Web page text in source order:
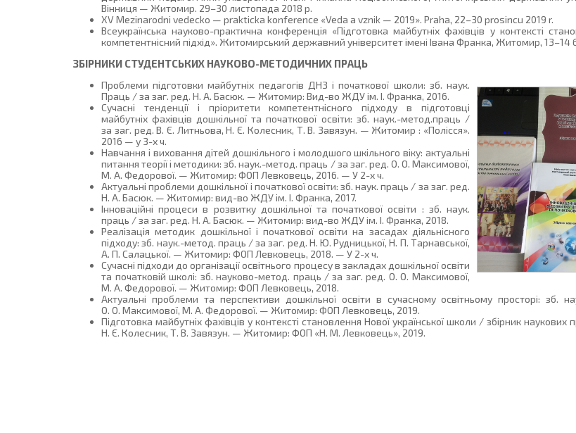
Вінниця — Житомир. 29–30 листопада 2018 р.
XV Mezinarodni vedecko — prakticka konference «Veda a vznik — 2019». Praha, 22–30 prosincu 2019 r.
Всеукраїнська науково-практична конференція «Підготовка майбутніх фахівців у контексті
компетентнісний підхід». Житомирський державний університет імені Івана Франка, Житомир, 13–14
ЗБІРНИКИ СТУДЕНТСЬКИХ НАУКОВО-МЕТОДИЧНИХ ПРАЦЬ
Проблеми підготовки майбутніх педагогів ДНЗ і початкової школи: зб. наук.
Праць / за заг. ред. Н. А. Басюк. — Житомир: Вид-во ЖДУ ім. І. Франка, 2016.
Сучасні тенденції і пріоритети компетентнісного підходу в підготовці
майбутніх фахівців дошкільної та початкової освіти: зб. наук.-метод.праць /
за заг. ред. В. Є. Литньова, Н. Є. Колесник, Т. В. Завязун. — Житомир : «Полісся».
2016 — у 3-х ч.
Навчання і виховання дітей дошкільного і молодшого шкільного віку: актуальні
питання теорії і методики: зб. наук.-метод. праць / за заг. ред. О. О. Максимової,
М. А. Федорової. — Житомир: ФОП Левковець, 2016. — У 2-х ч.
Актуальні проблеми дошкільної і початкової освіти: зб. наук. праць / за заг. ред.
Н. А. Басюк. — Житомир: вид-во ЖДУ ім. І. Франка, 2017.
Інноваційні процеси в розвитку дошкільної та початкової освіти : зб. наук.
праць / за заг. ред. Н. А. Басюк. — Житомир: вид-во ЖДУ ім. І. Франка, 2018.
Реалізація методик дошкільної і початкової освіти на засадах діяльнісного
підходу: зб. наук.-метод. праць / за заг. ред. Н. Ю. Рудницької, Н. П. Тарнавської,
А. П. Салацької. — Житомир: ФОП Левковець, 2018. — У 2-х ч.
Сучасні підходи до організації освітнього процесу в закладах дошкільної освіти
та початковій школі: зб. науково-метод. праць / за заг. ред. О. О. Максимової,
М. А. Федорової. — Житомир: ФОП Левковець, 2018.
Актуальні проблеми та перспективи дошкільної освіти в сучасному освітньому просторі: зб.
О. О. Максимової, М. А. Федорової. — Житомир: ФОП Левковець, 2019.
Підготовка майбутніх фахівців у контексті становлення Нової української школи / збірник
Н. Є. Колесник, Т. В. Завязун. — Житомир: ФОП «Н. М. Левковець», 2019.